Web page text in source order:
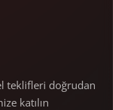
teklifleri doğrudan
katılın